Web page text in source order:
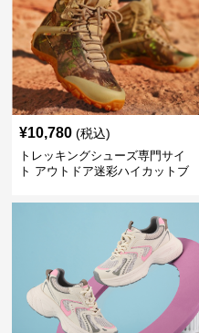
¥10,780 (税込)
トレッキングシューズ専門サイ
ト アウトドア迷彩ハイカットブ